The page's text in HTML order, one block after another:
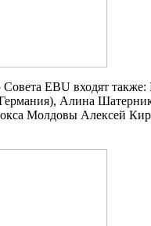
EBU входят
Алина
Молдовы Алексей